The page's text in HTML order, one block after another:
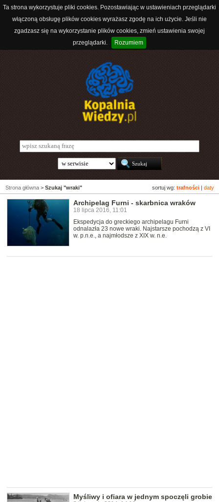
Ta strona wykorzystuje pliki cookies. Pozostawiając w ustawieniach przeglądarki
włączoną obsługę plików cookies wyrażasz zgodę na ich użycie. Jeśli nie
zgadzasz się na wykorzystanie plików cookies, zmień ustawienia swojej
przeglądarki.
Rozumiem
sortuj wg: trafności daty
Strona główna > Szukaj "wraki"
Archipelag Furni - skarbnica wraków
18 lipca 2016, 11:01
Ekspedycja do greckiego archipelagu Furni
odnalazła 23 nowe wraki. Najstarsze pochodzą z VI
w. p.n.e., a najmłodsze z XIX w. n.e.
Myśliwy i ofiara w jednym spoczęli grobie